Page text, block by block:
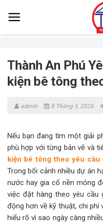
Thành An Phú
kiện bê tông
admin 8 Tháng 5, 2026
Nếu bạn đang tìm một giải
phù hợp với từng bản vẽ và
kiện bê tông theo yêu cầu
Trong bối cảnh nhiều dự án
nước hay gia cố nền móng
việc đặt hàng theo yêu
động hơn về kỹ thuật, chi phí
hiểu rõ vì sao ngày càng